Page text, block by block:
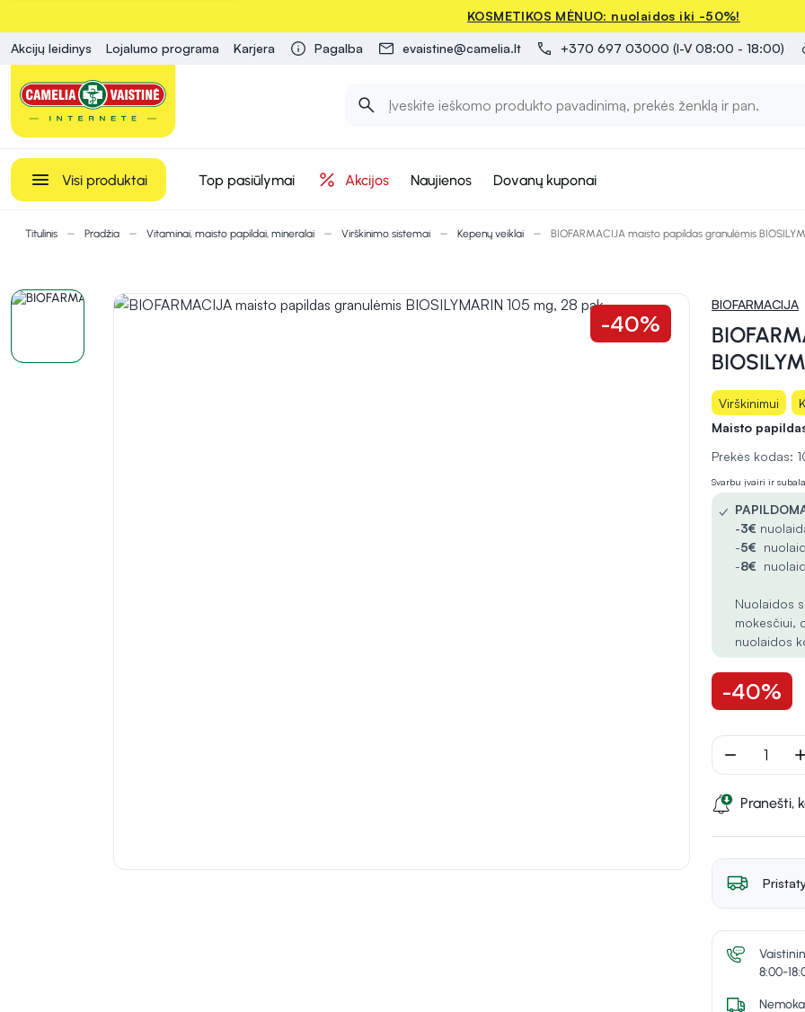
KOSMETIKOS MĖNUO: nuolaidos iki -50%!
Akcijų leidinys Lojalumo programa Karjera Pagalba evaistine@camelia.lt +370 697 03000 (I-V 08:00 - 18:00)
Visi produktai Top pasiūlymai Akcijos Naujienos Dovanų kuponai
Titulinis Pradžia Vitaminai, maisto papildai, mineralai Virškinimo sistemai Kepenų veiklai BIOFARMACIJA maisto papildas granulėmis
-40%
BIOFARMACIJA
Virškinimui
Maisto
Prekės kodas:
Svarbu įvairi ir
✓
-3€
-5€
-8€
Nuolaidos
mokesčiui,
nuolaidos
-40%
remove
Pranešti,
8:00-